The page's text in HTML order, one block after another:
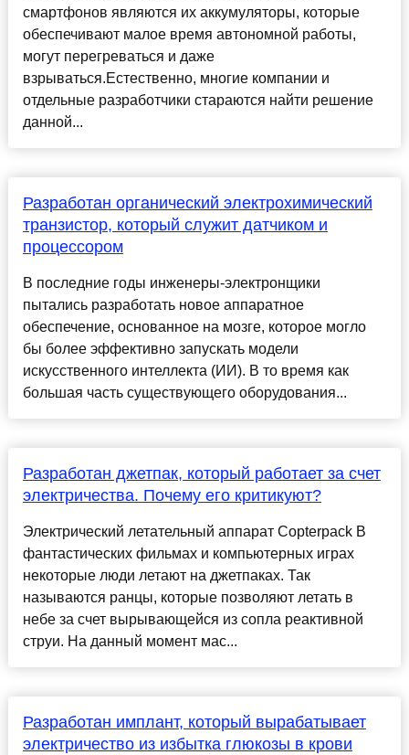
смартфонов являются их аккумуляторы, которые
обеспечивают малое время автономной работы,
могут перегреваться и даже
взрываться.Естественно, многие компании и
отдельные разработчики стараются найти решение
данной...
Разработан органический электрохимический
транзистор, который служит датчиком и
процессором
В последние годы инженеры-электронщики
пытались разработать новое аппаратное
обеспечение, основанное на мозге, которое могло
бы более эффективно запускать модели
искусственного интеллекта (ИИ). В то время как
большая часть существующего оборудования...
Разработан джетпак, который работает за счет
электричества. Почему его критикуют?
Электрический летательный аппарат Copterpack В
фантастических фильмах и компьютерных играх
некоторые люди летают на джетпаках. Так
называются ранцы, которые позволяют летать в
небе за счет вырывающейся из сопла реактивной
струи. На данный момент мас...
Разработан имплант, который вырабатывает
электричество из избытка глюкозы в крови